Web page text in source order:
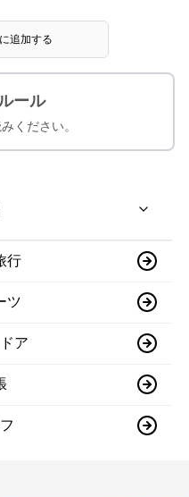
追加する
ール
ください。
行
ツ
ア